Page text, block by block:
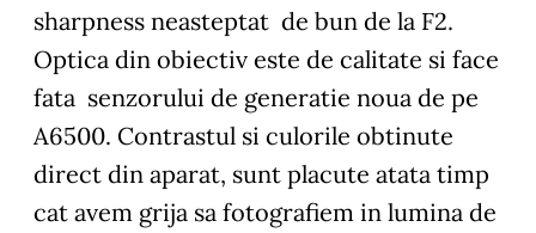
sharpness neasteptat de bun de la F2.
Optica din obiectiv este de calitate si face
fata senzorului de generatie noua de pe
A6500. Contrastul si culorile obtinute
direct din aparat, sunt placute atata timp
cat avem grija sa fotografiem in lumina de